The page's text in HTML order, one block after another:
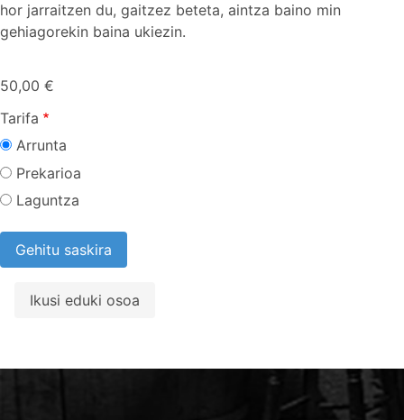
hor jarraitzen du, gaitzez beteta, aintza baino min
gehiagorekin baina ukiezin.
50,00 €
Tarifa
Arrunta
Prekarioa
Laguntza
Ikusi eduki osoa